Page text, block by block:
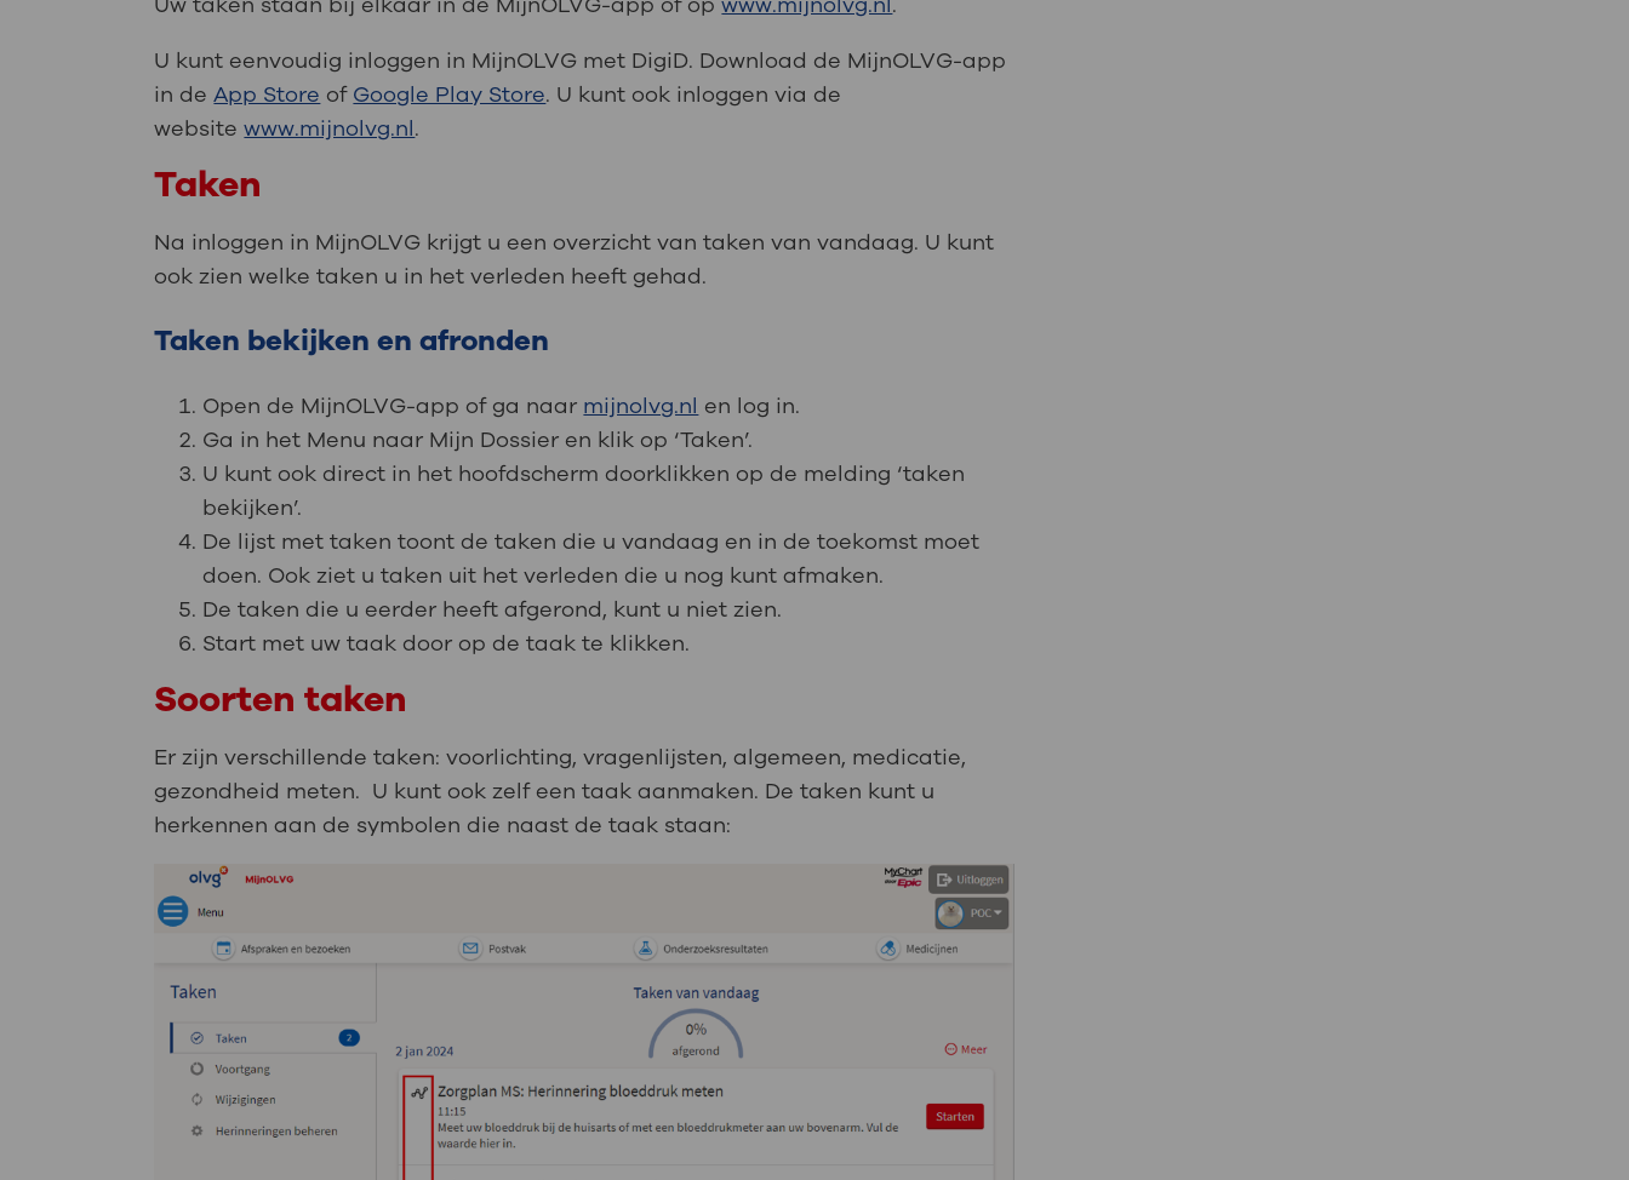
U kunt eenvoudig inloggen in MijnOLVG met DigiD. Download de MijnOLVG-app
in de App Store of Google Play Store. U kunt ook inloggen via de
website www.mijnolvg.nl.
Taken
Na inloggen in MijnOLVG krijgt u een overzicht van taken van vandaag. U kunt
ook zien welke taken u in het verleden heeft gehad.
Taken bekijken en afronden
Open de MijnOLVG-app of ga naar mijnolvg.nl en log in.
Ga in het Menu naar Mijn Dossier en klik op ‘Taken’.
U kunt ook direct in het hoofdscherm doorklikken op de melding ‘taken
bekijken’.
De lijst met taken toont de taken die u vandaag en in de toekomst moet
doen. Ook ziet u taken uit het verleden die u nog kunt afmaken.
De taken die u eerder heeft afgerond, kunt u niet zien.
Start met uw taak door op de taak te klikken.
Soorten taken
Er zijn verschillende taken: voorlichting, vragenlijsten, algemeen, medicatie,
gezondheid meten. U kunt ook zelf een taak aanmaken. De taken kunt u
herkennen aan de symbolen die naast de taak staan: